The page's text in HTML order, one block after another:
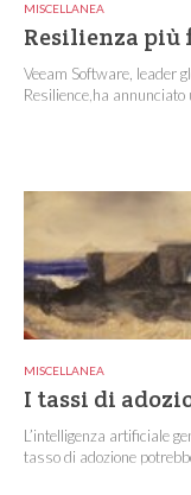
MISCELLANEA
Resilienza più
Veeam Software, leader
Resilience,ha annunciato
MISCELLANEA
I tassi di
L’intelligenza artificiale
tasso di adozione